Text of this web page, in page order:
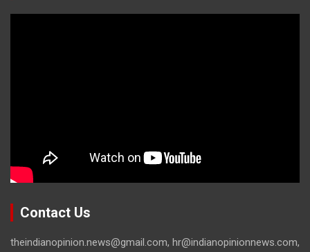
Contact Us
theindianopinion.news@gmail.com, hr@indianopinionnews.com,